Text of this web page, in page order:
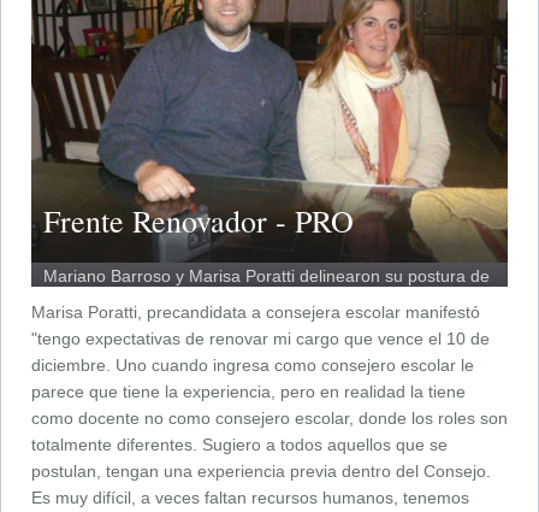
Frente Renovador - PRO
Mariano Barroso y Marisa Poratti delinearon su postura de
precandidatos.
Marisa Poratti, precandidata a consejera escolar manifestó
"tengo expectativas de renovar mi cargo que vence el 10 de
diciembre. Uno cuando ingresa como consejero escolar le
parece que tiene la experiencia, pero en realidad la tiene
como docente no como consejero escolar, donde los roles son
totalmente diferentes. Sugiero a todos aquellos que se
postulan, tengan una experiencia previa dentro del Consejo.
Es muy difícil, a veces faltan recursos humanos, tenemos